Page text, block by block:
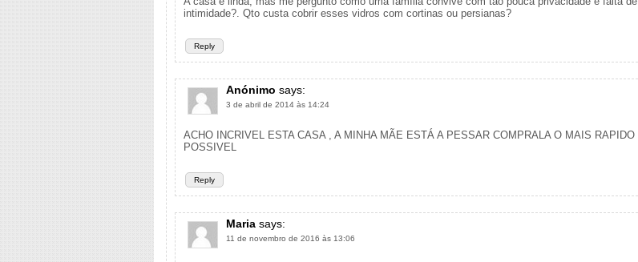
Reply
intimidade?. Qto custa cobrir esses vidros com cortinas ou persianas?
Anónimo says:
3 de abril de 2014 às 14:24
Reply
ACHO INCRIVEL ESTA CASA , A MINHA MÃE ESTÁ A PESSAR COMPRALA O MAIS RAPIDO
POSSIVEL
Maria says:
11 de novembro de 2016 às 13:06